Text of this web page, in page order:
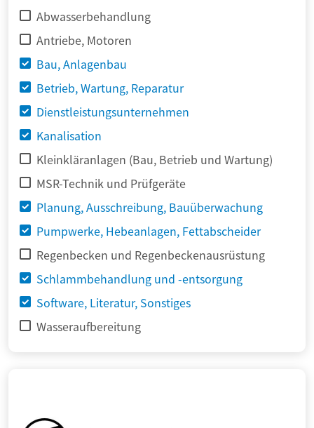
Abwasserbehandlung
Antriebe, Motoren
Bau, Anlagenbau
Betrieb, Wartung, Reparatur
Dienstleistungsunternehmen
Kanalisation
Kleinkläranlagen (Bau, Betrieb und Wartung)
MSR-Technik und Prüfgeräte
Planung, Ausschreibung, Bauüberwachung
Pumpwerke, Hebeanlagen, Fettabscheider
Regenbecken und Regenbeckenausrüstung
Schlammbehandlung und -entsorgung
Software, Literatur, Sonstiges
Wasseraufbereitung